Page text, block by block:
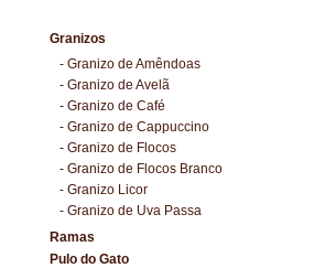
Granizos
- Granizo de Amêndoas
- Granizo de Avelã
- Granizo de Café
- Granizo de Cappuccino
- Granizo de Flocos
- Granizo de Flocos Branco
- Granizo Licor
- Granizo de Uva Passa
Ramas
Pulo do Gato